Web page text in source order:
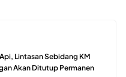
Lintasan Sebidang KM
Akan Ditutup Permanen